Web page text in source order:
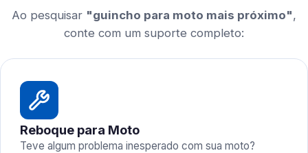
Ao pesquisar "guincho para moto mais próximo",
conte com um suporte completo:
Reboque para Moto
Teve algum problema inesperado com sua moto?